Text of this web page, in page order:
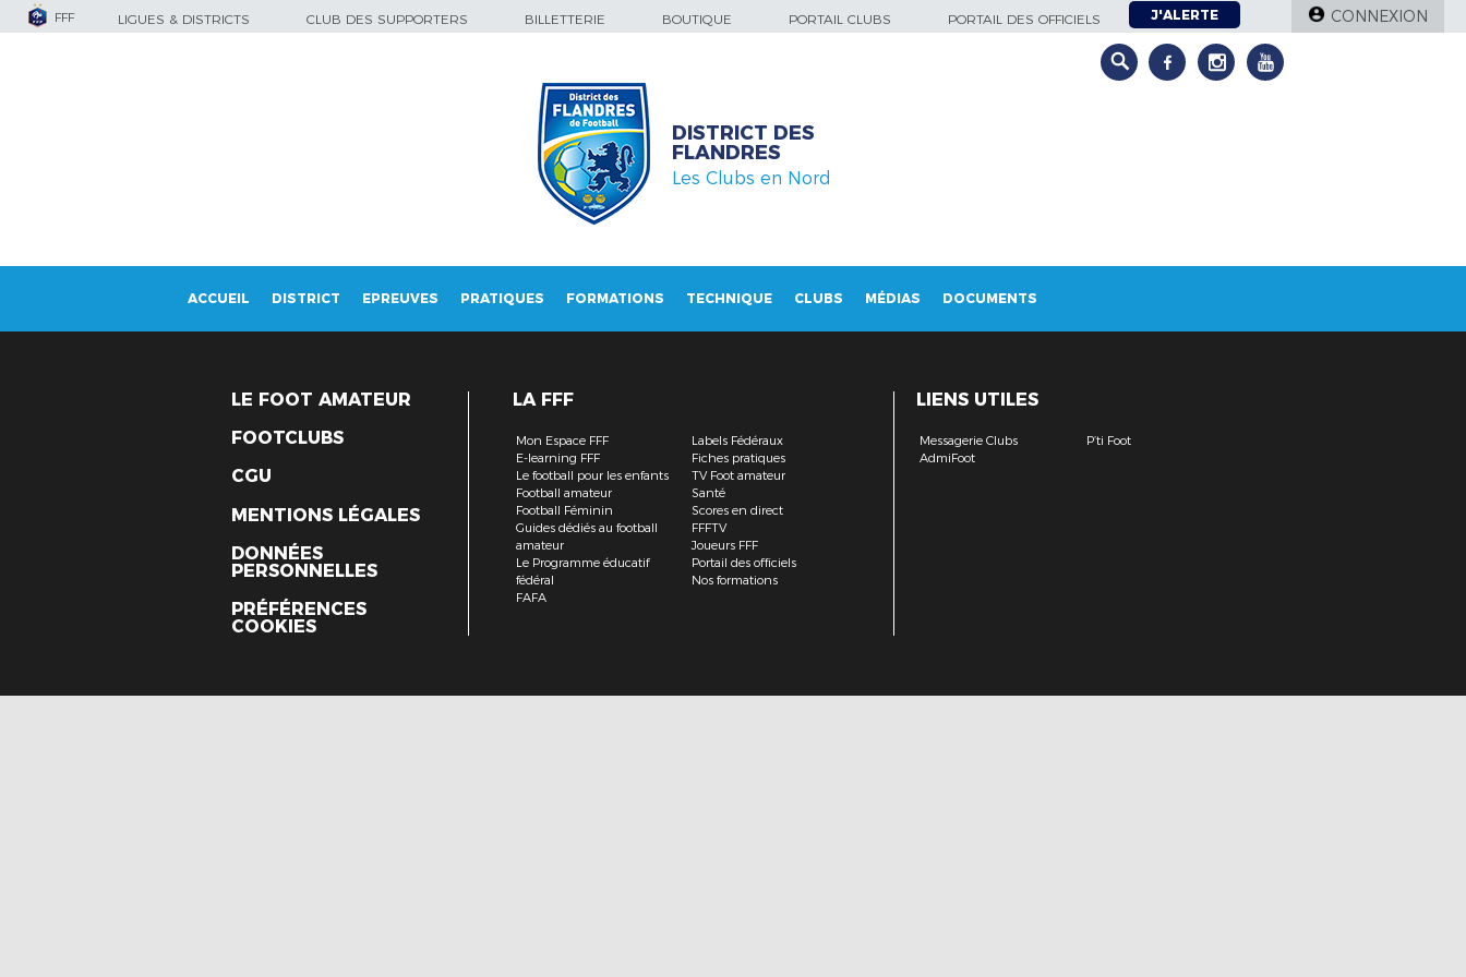
FFF LIGUES & DISTRICTS CLUB DES SUPPORTERS BILLETTERIE BOUTIQUE PORTAIL CLUBS PORTAIL DES OFFICIELS J'ALERTE CONNEXION
DISTRICT DES
FLANDRES
Les Clubs en Nord
ACCUEIL DISTRICT EPREUVES PRATIQUES FORMATIONS TECHNIQUE CLUBS MÉDIAS DOCUMENTS
LE FOOT AMATEUR
FOOTCLUBS
CGU
MENTIONS LÉGALES
DONNÉES
PERSONNELLES
PRÉFÉRENCES
COOKIES
LA FFF
Mon Espace FFF
E-learning FFF
Le football pour les enfants
Football amateur
Football Féminin
Guides dédiés au football
amateur
Le Programme éducatif
fédéral
FAFA
Labels Fédéraux
Fiches pratiques
TV Foot amateur
Santé
Scores en direct
FFFTV
Joueurs FFF
Portail des officiels
Nos formations
LIENS UTILES
Messagerie Clubs
AdmiFoot
P’ti Foot